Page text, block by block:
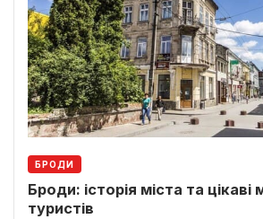
БРОДИ
Броди: історія міста та цікаві
туристів